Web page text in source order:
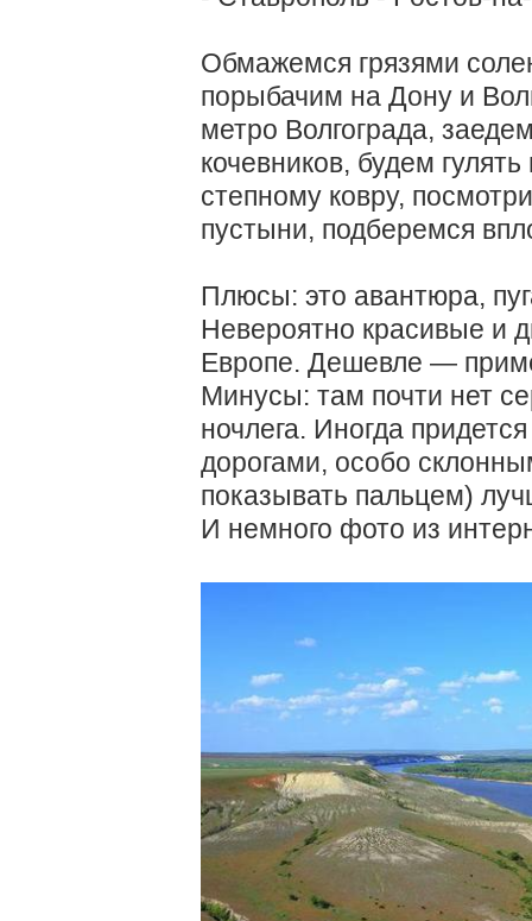
Обмажемся грязями
порыбачим на Дону и
метро Волгограда,
кочевников, будем
степному ковру,
пустыни, подберемся
Плюсы: это авантюра,
Невероятно красивые и
Европе. Дешевле —
Минусы: там почти нет
ночлега. Иногда
дорогами, особо
показывать пальцем)
И немного фото из